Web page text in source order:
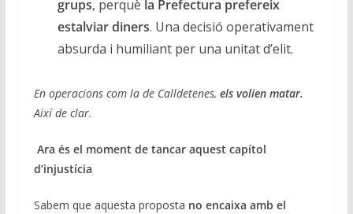
grups, perquè la Prefectura prefereix
estalviar diners. Una decisió operativament
absurda i humiliant per una unitat d’elit.
En operacions com la de Calldetenes, els volien matar.
Així de clar.
Ara és el moment de tancar aquest capítol
d’injustícia
Sabem que aquesta proposta no encaixa amb el